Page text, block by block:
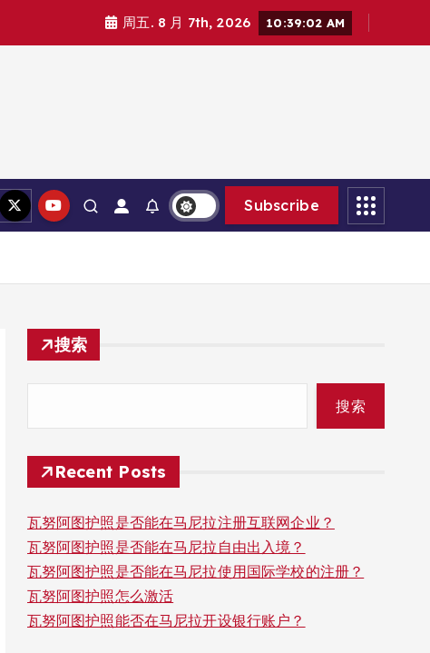
周五. 8 月 7th, 2026 10:39:04 AM
Subscribe
搜索
搜索
Recent Posts
瓦努阿图护照是否能在马尼拉注册互联网企业？
瓦努阿图护照是否能在马尼拉自由出入境？
瓦努阿图护照是否能在马尼拉使用国际学校的注册？
瓦努阿图护照怎么激活
瓦努阿图护照能否在马尼拉开设银行账户？